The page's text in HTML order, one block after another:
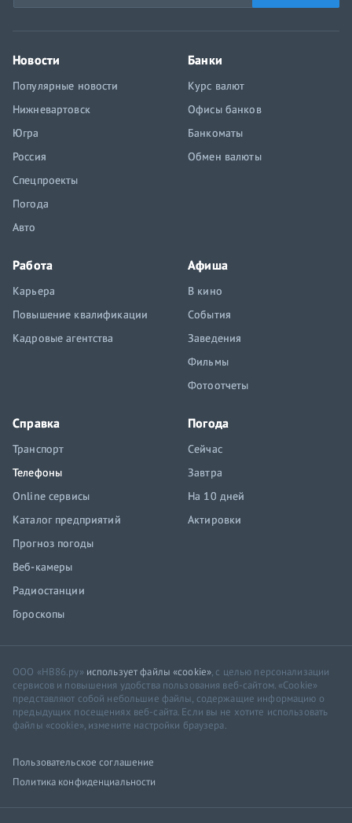
Новости
Популярные новости
Нижневартовск
Югра
Россия
Спецпроекты
Погода
Авто
Банки
Курс валют
Офисы банков
Банкоматы
Обмен валюты
Работа
Карьера
Повышение квалификации
Кадровые агентства
Афиша
В кино
События
Заведения
Фильмы
Фотоотчеты
Справка
Транспорт
Телефоны
Online сервисы
Каталог предприятий
Прогноз погоды
Веб-камеры
Радиостанции
Гороскопы
Погода
Сейчас
Завтра
На 10 дней
Актировки
ООО «НВ86.ру» использует файлы «cookie», с целью персонализации
сервисов и повышения удобства пользования веб-сайтом. «Cookie»
представляют собой небольшие файлы, содержащие информацию о
предыдущих посещениях веб-сайта. Если вы не хотите использовать
файлы «cookie», измените настройки браузера.
Пользовательское соглашение
Политика конфиденциальности